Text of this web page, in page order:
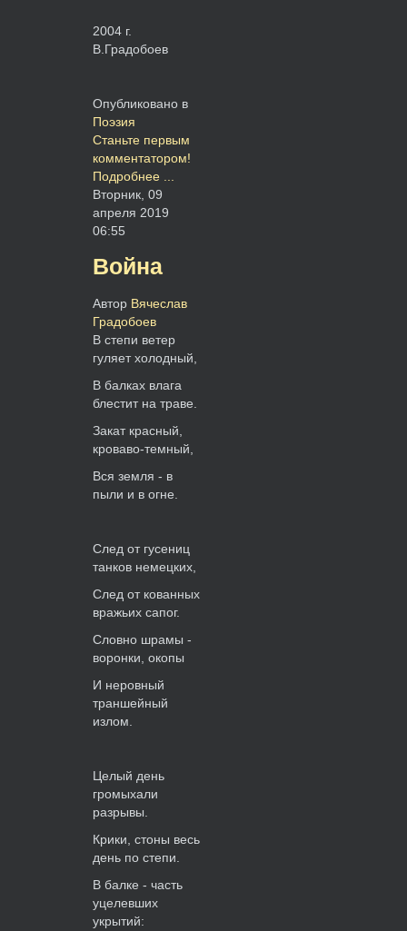
2004 г.
В.Градобоев
Опубликовано в
Поэзия
Станьте первым
комментатором!
Подробнее ...
Вторник, 09
апреля 2019
06:55
Война
Автор Вячеслав
Градобоев
В степи ветер
гуляет холодный,
В балках влага
блестит на траве.
Закат красный,
кроваво-темный,
Вся земля - в
пыли и в огне.
След от гусениц
танков немецких,
След от кованных
вражьих сапог.
Словно шрамы -
воронки, окопы
И неровный
траншейный
излом.
Целый день
громыхали
разрывы.
Крики, стоны весь
день по степи.
В балке - часть
уцелевших
укрытий: